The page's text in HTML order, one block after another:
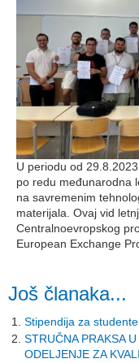
U periodu od
po redu međunarodna
na savremenim
materijala. Ovaj vid
Centralnoevropskog
European Exchange
Još članaka...
Stipendija za
STRUČNA PRAKSA
ODELJENJE ZA